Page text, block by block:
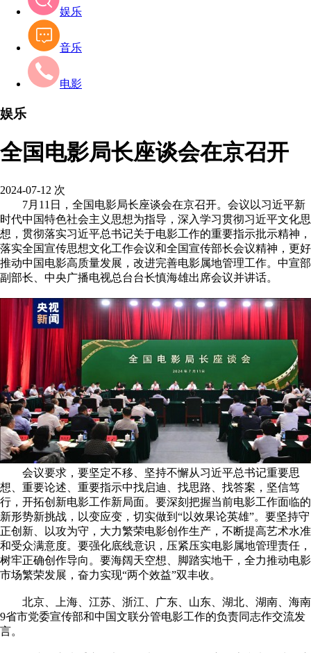
娱乐
音乐
电影
娱乐
全国电影局长座谈会在京召开
2024-07-12 次
7月11日，全国电影局长座谈会在京召开。会议以习近平新
时代中国特色社会主义思想为指导，深入学习贯彻习近平文化思
想，贯彻落实习近平总书记关于电影工作的重要指示批示精神，
落实全国宣传思想文化工作会议和全国宣传部长会议精神，更好
推动中国电影高质量发展，改进完善电影属地管理工作。中宣部
副部长、中央广播电视总台台长慎海雄出席会议并讲话。
会议要求，要坚定不移、坚持不懈从习近平总书记重要思
想、重要论述、重要指示中找启迪、找思路、找答案，坚信笃
行，开拓创新电影工作新局面。要深刻把握当前电影工作面临的
新形势新挑战，以变应变，切实做到“以效果论英雄”。要坚持守
正创新、以攻为守，大力繁荣电影创作生产，不断提高艺术水准
和受众满意度。要强化底线意识，压紧压实电影属地管理责任，
树牢正确创作导向。要海阔天空想、脚踏实地干，全力推动电影
市场繁荣发展，奋力实现“两个效益”双丰收。
北京、上海、江苏、浙江、广东、山东、湖北、湖南、海南
9省市党委宣传部和中国文联分管电影工作的负责同志作交流发
言。